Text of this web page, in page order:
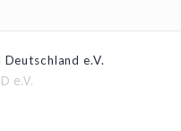
e.V.
e.V.